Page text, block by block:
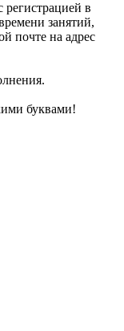
в
занятий,
почте на адрес
буквами!